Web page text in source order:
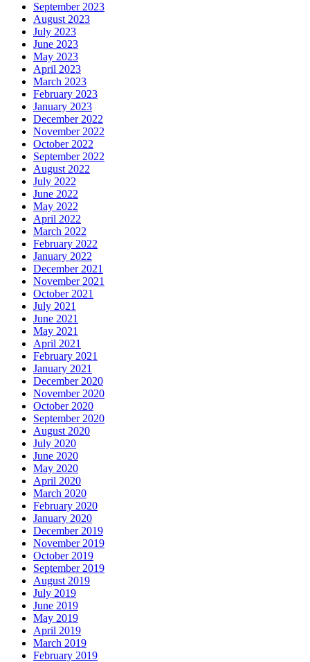
September 2023
August 2023
July 2023
June 2023
May 2023
April 2023
March 2023
February 2023
January 2023
December 2022
November 2022
October 2022
September 2022
August 2022
July 2022
June 2022
May 2022
April 2022
March 2022
February 2022
January 2022
December 2021
November 2021
October 2021
July 2021
June 2021
May 2021
April 2021
February 2021
January 2021
December 2020
November 2020
October 2020
September 2020
August 2020
July 2020
June 2020
May 2020
April 2020
March 2020
February 2020
January 2020
December 2019
November 2019
October 2019
September 2019
August 2019
July 2019
June 2019
May 2019
April 2019
March 2019
February 2019